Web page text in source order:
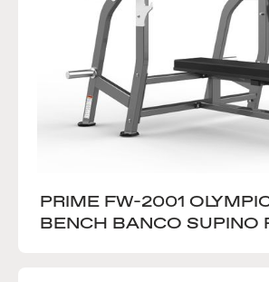
PRIME FW-2001
BENCH BANCO SUPINO